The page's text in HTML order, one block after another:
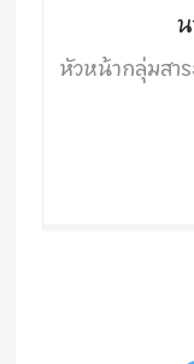
หัวหน้ากลุ่มสา